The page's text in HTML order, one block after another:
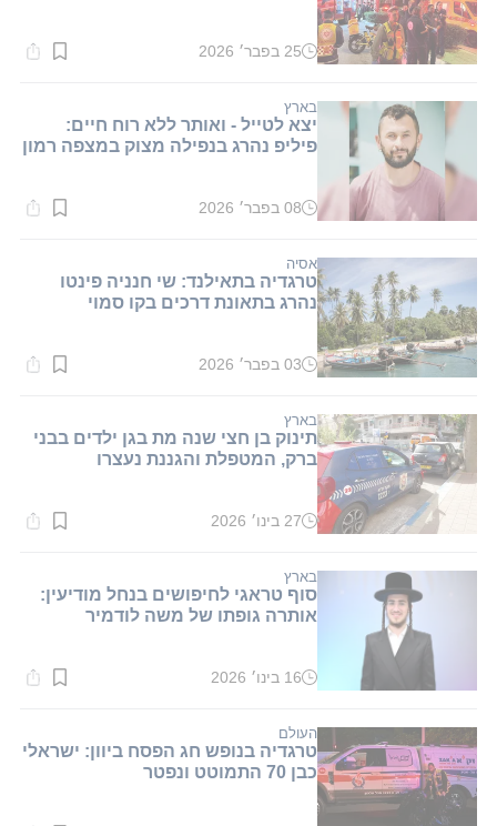
זמן
דקות.
25 בפבר׳ 2026
בארץ
יצא לטייל - ואותר ללא רוח חיים:
פיליפ נהרג בנפילה מצוק במצפה רמון
זמן
דקות.
08 בפבר׳ 2026
אסיה
טרגדיה בתאילנד: שי חנניה פינטו
נהרג בתאונת דרכים בקו סמוי
זמן
דקות.
03 בפבר׳ 2026
בארץ
תינוק בן חצי שנה מת בגן ילדים בבני
ברק, המטפלת והגננת נעצרו
זמן
דקות.
27 בינו׳ 2026
בארץ
סוף טראגי לחיפושים בנחל מודיעין:
אותרה גופתו של משה לודמיר
זמן
דקות.
16 בינו׳ 2026
העולם
טרגדיה בנופש חג הפסח ביוון: ישראלי
כבן 70 התמוטט ונפטר